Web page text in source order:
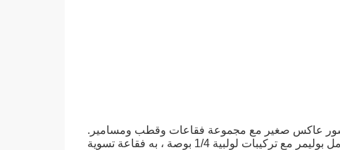
يوفر GMP111-0 دقة عالية في الموقع نظرًا لصغر حجمه.يتم تثبيته في حامل بوليمر مع تركيبات لولبية 1/4 بوصة ، به فقاعة تسوية